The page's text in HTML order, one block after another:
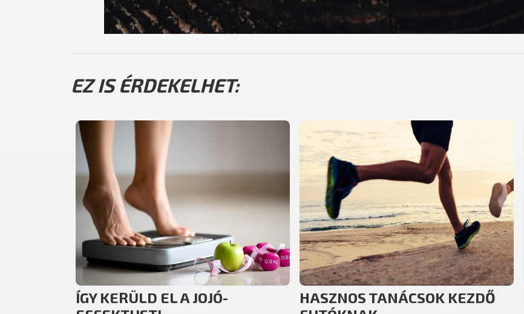
EZ IS ÉRDEKELHET:
ÍGY KERÜLD EL A JOJÓ-
HASZNOS TANÁCSOK KEZDŐ